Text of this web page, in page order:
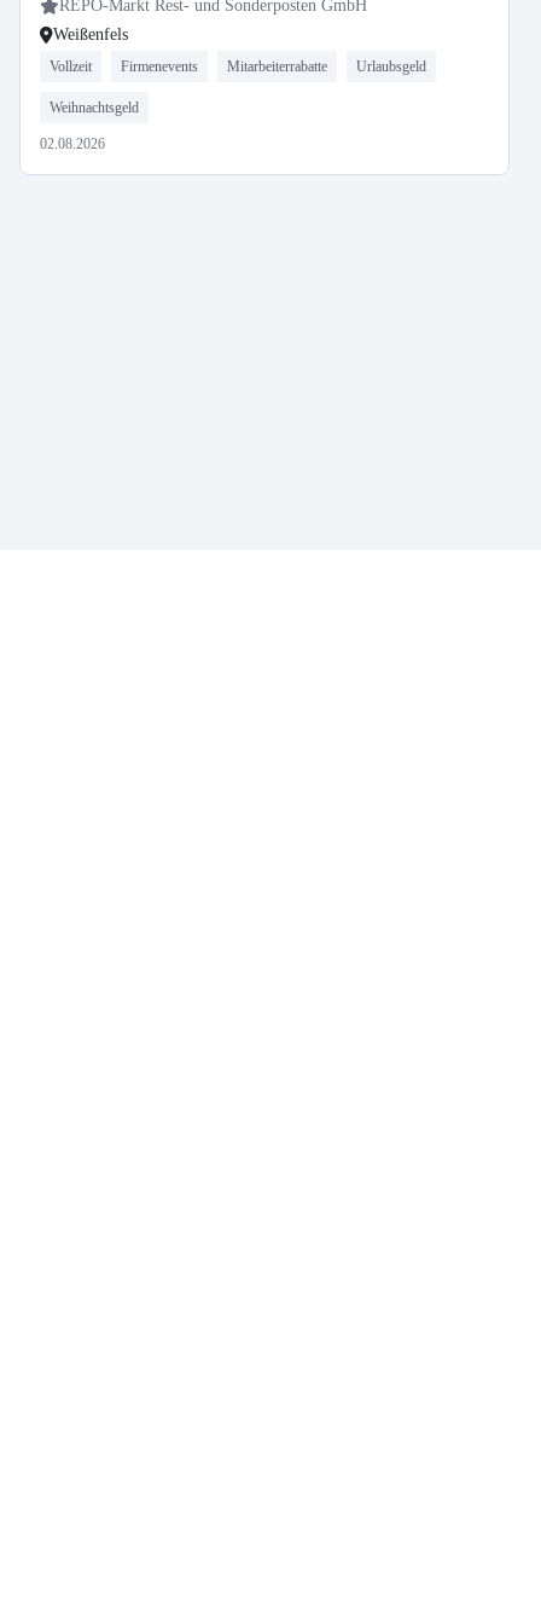
REPO-Markt Rest- und Sonderposten GmbH
Weißenfels
Vollzeit Firmenevents Mitarbeiterrabatte Urlaubsgeld
Weihnachtsgeld
02.08.2026